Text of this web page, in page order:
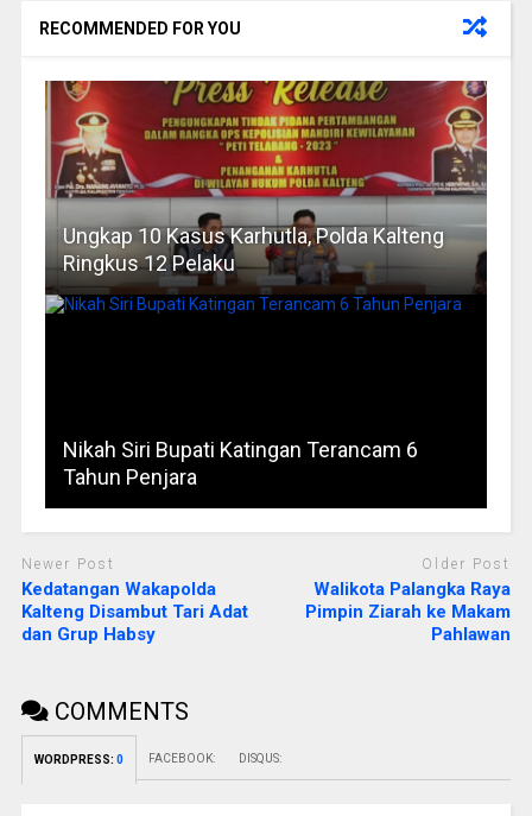
RECOMMENDED FOR YOU
Ungkap 10 Kasus Karhutla, Polda Kalteng
Ringkus 12 Pelaku
Nikah Siri Bupati Katingan Terancam 6
Tahun Penjara
Newer Post
Kedatangan Wakapolda
Kalteng Disambut Tari Adat
dan Grup Habsy
Older Post
Walikota Palangka Raya
Pimpin Ziarah ke Makam
Pahlawan
COMMENTS
WORDPRESS: 0 FACEBOOK: DISQUS: